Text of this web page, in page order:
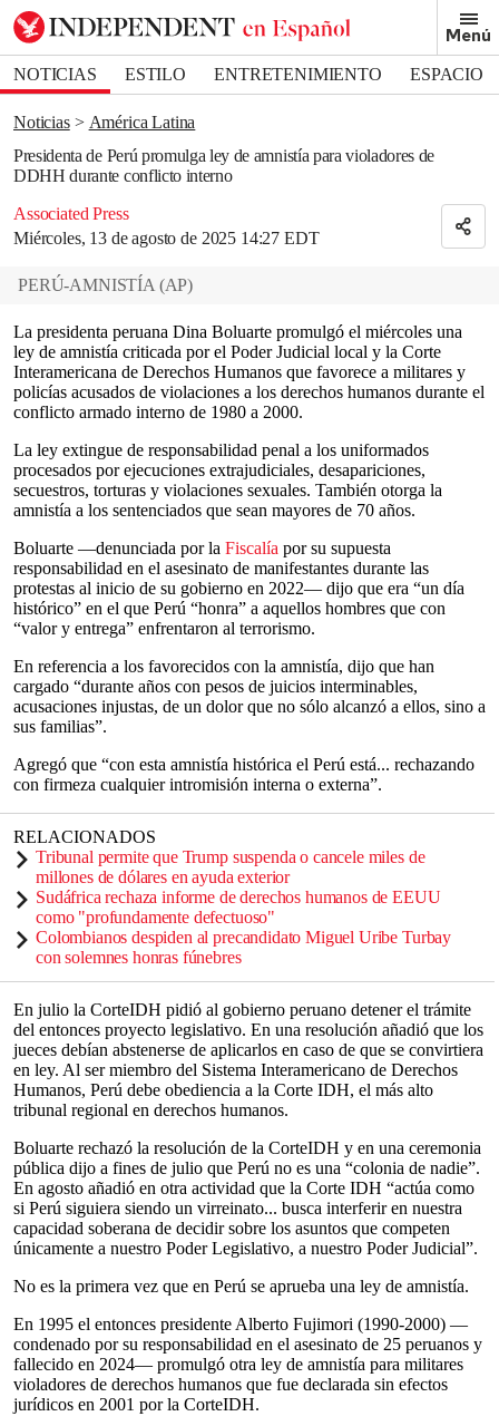
Menú
NOTICIAS ESTILO ENTRETENIMIENTO
ESPACIO
DEPORTES
Noticias
América Latina
Presidenta de Perú promulga ley de amnistía para violadores de
DDHH durante conflicto interno
Associated Press
Miércoles, 13 de agosto de 2025 14:27 EDT
Bookmark popover
Removed from bookmarks
Close popover
PERÚ-AMNISTÍA (AP)
La presidenta peruana Dina Boluarte promulgó el miércoles una
ley de amnistía criticada por el Poder Judicial local y la Corte
Interamericana de Derechos Humanos que favorece a militares y
policías acusados de violaciones a los derechos humanos durante el
conflicto armado interno de 1980 a 2000.
La ley extingue de responsabilidad penal a los uniformados
procesados por ejecuciones extrajudiciales, desapariciones,
secuestros, torturas y violaciones sexuales. También otorga la
amnistía a los sentenciados que sean mayores de 70 años.
Boluarte —denunciada por la Fiscalía por su supuesta
responsabilidad en el asesinato de manifestantes durante las
protestas al inicio de su gobierno en 2022— dijo que era “un día
histórico” en el que Perú “honra” a aquellos hombres que con
“valor y entrega” enfrentaron al terrorismo.
En referencia a los favorecidos con la amnistía, dijo que han
cargado “durante años con pesos de juicios interminables,
acusaciones injustas, de un dolor que no sólo alcanzó a ellos, sino a
sus familias”.
Agregó que “con esta amnistía histórica el Perú está... rechazando
con firmeza cualquier intromisión interna o externa”.
RELACIONADOS
Tribunal permite que Trump suspenda o cancele miles de
millones de dólares en ayuda exterior
Sudáfrica rechaza informe de derechos humanos de EEUU
como "profundamente defectuoso"
Colombianos despiden al precandidato Miguel Uribe Turbay
con solemnes honras fúnebres
En julio la CorteIDH pidió al gobierno peruano detener el trámite
del entonces proyecto legislativo. En una resolución añadió que los
jueces debían abstenerse de aplicarlos en caso de que se convirtiera
en ley. Al ser miembro del Sistema Interamericano de Derechos
Humanos, Perú debe obediencia a la Corte IDH, el más alto
tribunal regional en derechos humanos.
Boluarte rechazó la resolución de la CorteIDH y en una ceremonia
pública dijo a fines de julio que Perú no es una “colonia de nadie”.
En agosto añadió en otra actividad que la Corte IDH “actúa como
si Perú siguiera siendo un virreinato... busca interferir en nuestra
capacidad soberana de decidir sobre los asuntos que competen
únicamente a nuestro Poder Legislativo, a nuestro Poder Judicial”.
No es la primera vez que en Perú se aprueba una ley de amnistía.
En 1995 el entonces presidente Alberto Fujimori (1990-2000) —
condenado por su responsabilidad en el asesinato de 25 peruanos y
fallecido en 2024— promulgó otra ley de amnistía para militares
violadores de derechos humanos que fue declarada sin efectos
jurídicos en 2001 por la CorteIDH.